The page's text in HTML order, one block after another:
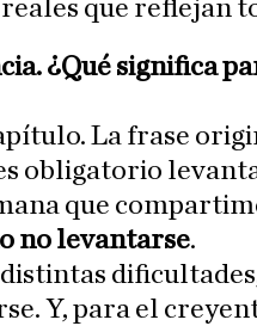
que reflejan
¿Qué significa
La frase
obligatorio
que
no levantarse.
Y, para el